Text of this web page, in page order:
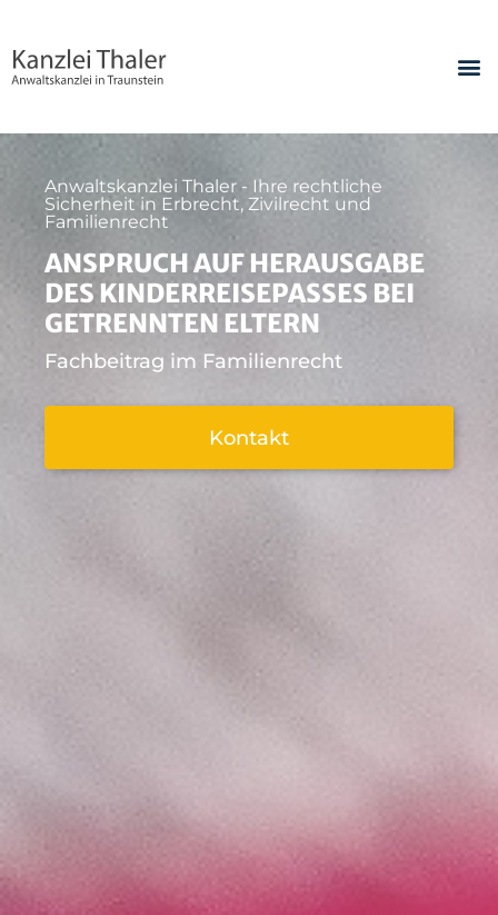
Anwaltskanzlei Thaler - Ihre rechtliche
Sicherheit in Erbrecht, Zivilrecht und
Familienrecht
ANSPRUCH AUF HERAUSGABE
DES KINDERREISEPASSES BEI
GETRENNTEN ELTERN
Fachbeitrag im Familienrecht
Kontakt